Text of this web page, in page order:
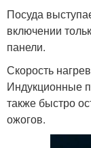
Посуда
включении
панели.
Скорость
Индукционные
также быстро
ожогов.